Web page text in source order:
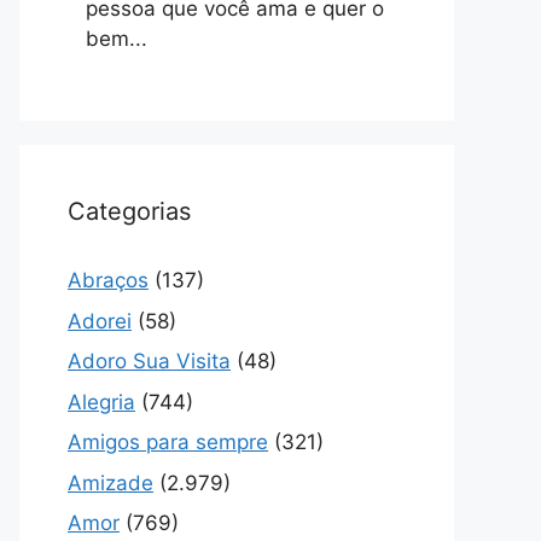
pessoa que você ama e quer o
bem...
Categorias
Abraços (137)
Adorei (58)
Adoro Sua Visita (48)
Alegria (744)
Amigos para sempre (321)
Amizade (2.979)
Amor (769)